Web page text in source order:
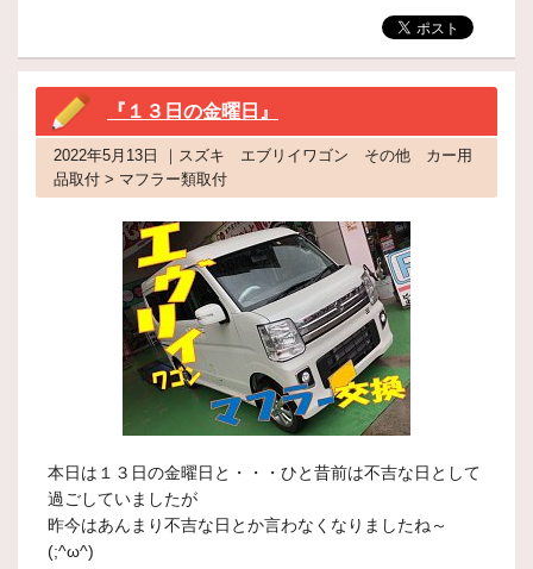
『１３日の金曜日』
2022年5月13日 ｜スズキ エブリイワゴン その他 カー用
品取付 > マフラー類取付
本日は１３日の金曜日と・・・ひと昔前は不吉な日として
過ごしていましたが
昨今はあんまり不吉な日とか言わなくなりましたね～
(;^ω^)